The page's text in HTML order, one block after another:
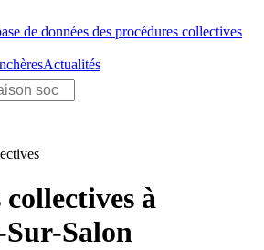
de données des procédures collectives
Actualités
à
Salon